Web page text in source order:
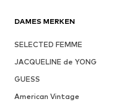
DAMES MERKEN
SELECTED FEMME
JACQUELINE de YONG
GUESS
American Vintage